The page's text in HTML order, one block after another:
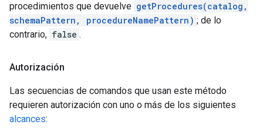
procedimientos que devuelve getProcedures(catalog,
schemaPattern, procedureNamePattern) ; de lo
contrario, false .
Autorización
Las secuencias de comandos que usan este método
requieren autorización con uno o más de los siguientes
alcances: